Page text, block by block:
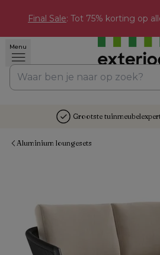
Final Sale: Tot 75% korting op
Menu
Grootste
Aluminium loungesets